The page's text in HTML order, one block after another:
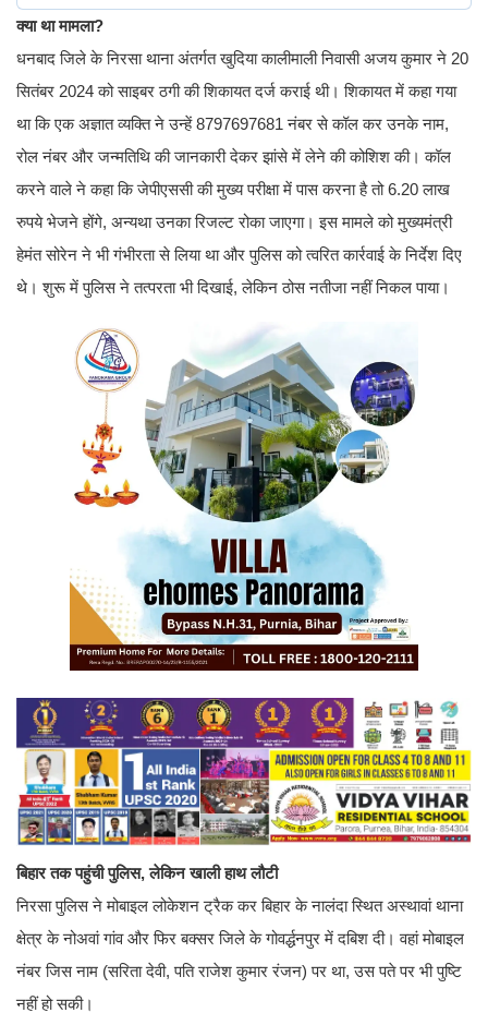
क्या था मामला?
धनबाद जिले के निरसा थाना अंतर्गत खुदिया कालीमाली निवासी अजय कुमार ने 20
सितंबर 2024 को साइबर ठगी की शिकायत दर्ज कराई थी। शिकायत में कहा गया
था कि एक अज्ञात व्यक्ति ने उन्हें 8797697681 नंबर से कॉल कर उनके नाम,
रोल नंबर और जन्मतिथि की जानकारी देकर झांसे में लेने की कोशिश की। कॉल
करने वाले ने कहा कि जेपीएससी की मुख्य परीक्षा में पास करना है तो 6.20 लाख
रुपये भेजने होंगे, अन्यथा उनका रिजल्ट रोका जाएगा। इस मामले को मुख्यमंत्री
हेमंत सोरेन ने भी गंभीरता से लिया था और पुलिस को त्वरित कार्रवाई के निर्देश दिए
थे। शुरू में पुलिस ने तत्परता भी दिखाई, लेकिन ठोस नतीजा नहीं निकल पाया।
बिहार तक पहुंची पुलिस, लेकिन खाली हाथ लौटी
निरसा पुलिस ने मोबाइल लोकेशन ट्रैक कर बिहार के नालंदा स्थित अस्थावां थाना
क्षेत्र के नोअवां गांव और फिर बक्सर जिले के गोवर्द्धनपुर में दबिश दी। वहां मोबाइल
नंबर जिस नाम (सरिता देवी, पति राजेश कुमार रंजन) पर था, उस पते पर भी पुष्टि
नहीं हो सकी।